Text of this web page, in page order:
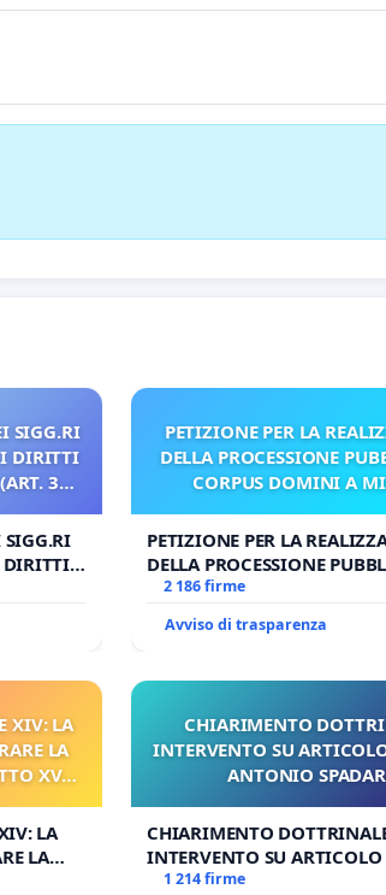
SIGG.RI
I DIRITTI
3
SIGG.RI
DIRITTI
3 UDG)
PETIZIONE PER LA
DELLA PROCESSIONE
CORPUS DOMINI A
PETIZIONE PER LA
DELLA PROCESSIONE
CORPUS DOMINI A MILANO
2 186 firme
Avviso di trasparenza
XIV: LA
LA
XVI
LA
LA
XVI E/O
CHIARIMENTO
INTERVENTO SU
ANTONIO
CHIARIMENTO
INTERVENTO SU ARTICOLO
ANTONIO SPADARO
1 214 firme